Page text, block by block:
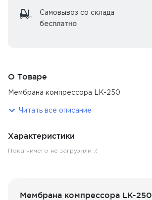
Самовывоз со склада
бесплатно
О Товаре
Мембрана компрессора LK-250
Читать все описание
Характеристики
Пока ничего не загрузили :(
Мембрана компрессора LK-250